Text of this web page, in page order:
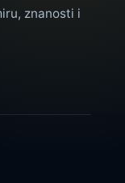
znanosti i